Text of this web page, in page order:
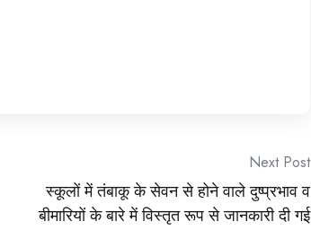
Next Post
स्कूलों में तंबाकू के सेवन से होने वाले दुष्प्रभाव व
बीमारियों के बारे में विस्तृत रूप से जानकारी दी गई